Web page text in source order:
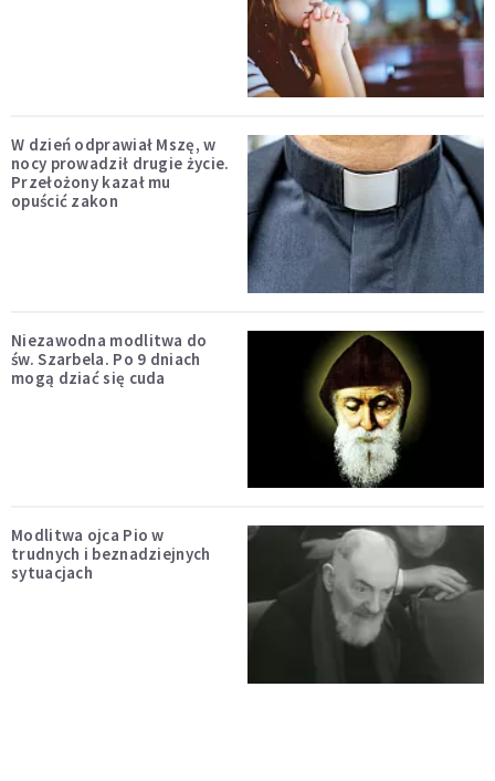
W dzień odprawiał Mszę, w
nocy prowadził drugie życie.
Przełożony kazał mu
opuścić zakon
Niezawodna modlitwa do
św. Szarbela. Po 9 dniach
mogą dziać się cuda
Modlitwa ojca Pio w
trudnych i beznadziejnych
sytuacjach